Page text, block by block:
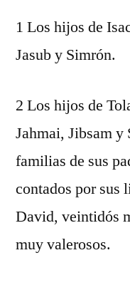
1 Los hijos de
Jasub y Simrón.
2 Los hijos de
Jahmai, Jibsam y
familias de sus
contados por sus
David, veintidós
muy valerosos.